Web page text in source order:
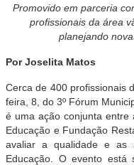
Promovido em parceria
profissionais da área
planejando
Por Joselita Matos
Cerca de 400 profissionais
feira, 8, do 3º Fórum
é uma ação conjunta entre
Educação e Fundação
avaliar a qualidade e as
Educação. O evento está